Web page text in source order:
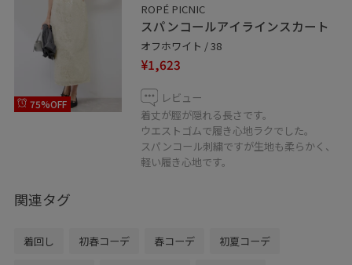
--------------------------------------------
気になった投稿や
後で見返したいと思っていただけた投稿には
♡マークを押してお気に入り登録していただくと
後で見返しやすくなります！
フォローもしていただけると嬉しいです☺︎
2025年より個人Instagramもはじめました！
@___sayumii.pic
こちらもよかったらチェックしてみてください☺︎✈︎
75%OFF
ROPÉ PICNIC
スパンコールアイラインスカート
オフホワイト / 38
¥1,623
レビュー
着丈が脛が隠れる長さです。
ウエストゴムで履き心地ラクでした。
スパンコール刺繍ですが生地も柔らかく、
軽い履き心地です。
関連タグ
着回し 初春コーデ 春コーデ 初夏コーデ